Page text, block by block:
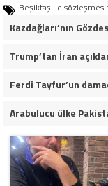
Beşiktaş ile
Ferdi Tayfur’un
Arabulucu ülke